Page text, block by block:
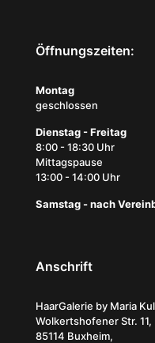
Öffnungszeiten:
Montag
geschlossen
Dienstag - Freitag
8:00 - 18:30 Uhr
Mittagspause
13:00 - 14:00 Uhr
Samstag - nach
Anschrift
HaarGalerie by Maria
Wolkertshofener Str. 11,
85114 Buxheim,